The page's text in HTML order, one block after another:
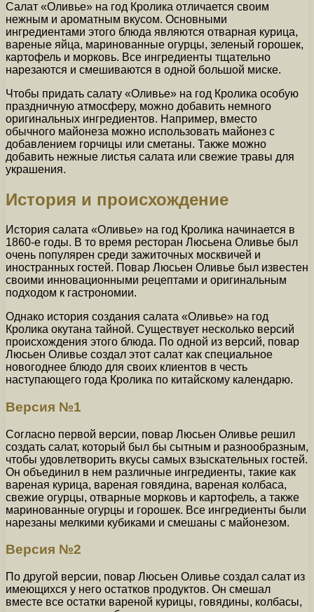
Салат «Оливье» на год Кролика отличается своим
нежным и ароматным вкусом. Основными
ингредиентами этого блюда являются отварная курица,
вареные яйца, маринованные огурцы, зеленый горошек,
картофель и морковь. Все ингредиенты тщательно
нарезаются и смешиваются в одной большой миске.
Чтобы придать салату «Оливье» на год Кролика особую
праздничную атмосферу, можно добавить немного
оригинальных ингредиентов. Например, вместо
обычного майонеза можно использовать майонез с
добавлением горчицы или сметаны. Также можно
добавить нежные листья салата или свежие травы для
украшения.
История и происхождение
История салата «Оливье» на год Кролика начинается в
1860-е годы. В то время ресторан Люсьена Оливье был
очень популярен среди зажиточных москвичей и
иностранных гостей. Повар Люсьен Оливье был известен
своими инновационными рецептами и оригинальным
подходом к гастрономии.
Однако история создания салата «Оливье» на год
Кролика окутана тайной. Существует несколько версий
происхождения этого блюда. По одной из версий, повар
Люсьен Оливье создал этот салат как специальное
новогоднее блюдо для своих клиентов в честь
наступающего года Кролика по китайскому календарю.
Версия №1
Согласно первой версии, повар Люсьен Оливье решил
создать салат, который был бы сытным и разнообразным,
чтобы удовлетворить вкусы самых взыскательных гостей.
Он объединил в нем различные ингредиенты, такие как
вареная курица, вареная говядина, вареная колбаса,
свежие огурцы, отварные морковь и картофель, а также
маринованные огурцы и горошек. Все ингредиенты были
нарезаны мелкими кубиками и смешаны с майонезом.
Версия №2
По другой версии, повар Люсьен Оливье создал салат из
имеющихся у него остатков продуктов. Он смешал
вместе все остатки вареной курицы, говядины, колбасы,